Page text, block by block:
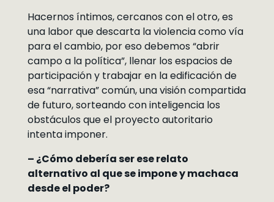
Hacernos íntimos, cercanos con el otro, es
una labor que descarta la violencia como vía
para el cambio, por eso debemos “abrir
campo a la política”, llenar los espacios de
participación y trabajar en la edificación de
esa “narrativa” común, una visión compartida
de futuro, sorteando con inteligencia los
obstáculos que el proyecto autoritario
intenta imponer.
– ¿Cómo debería ser ese relato
alternativo al que se impone y machaca
desde el poder?